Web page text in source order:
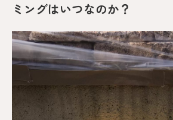
ミングはいつなのか？